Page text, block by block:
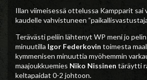
Illan viimeisessä ottelussa Kampparit sai
kaudelle vahvistuneen
Terävästi peliin lähtenyt WP meni jo
minuutilla Igor Federkovin toimesta
kymmenisen minuuttia myöhemmin
maajoukkuemies Niko Nissinen täräytti
keltapaidat 0-2 johtoon.